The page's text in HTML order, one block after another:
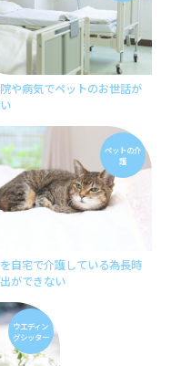
や病気でペットのお世話が
ペットの介
護
自宅で介護している為長時
ができない
ウエディン
グシッター